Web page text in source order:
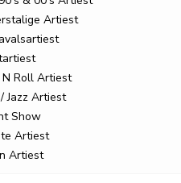
Artiest
N Roll Artiest
Jazz Artiest
Show
Artiest
Artiest